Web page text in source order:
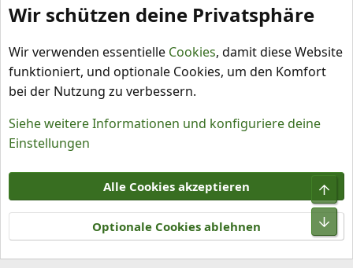
Meine Chilis
Nutzungsbedingungen
Datenschutz
Hilfe und Impressum
R
S
S
Community platform by XenForo® © 2010-2026 XenForo Ltd.
Wir schützen deine Privatsphäre
Wir verwenden essentielle Cookies, damit diese Website
funktioniert, und optionale Cookies, um den Komfort
bei der Nutzung zu verbessern.
Siehe weitere Informationen und konfiguriere deine
Einstellungen
Alle Cookies akzeptieren
Optionale Cookies ablehnen